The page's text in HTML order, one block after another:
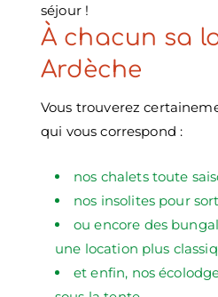
séjour !
À chacun sa
Ardèche
Vous trouverez
qui vous correspond :
nos chalets toute
nos insolites pour
ou encore des
une location plus
et enfin, nos